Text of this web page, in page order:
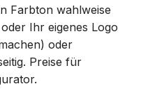
Farbton wahlweise
Ihr eigenes Logo
oder
Preise für